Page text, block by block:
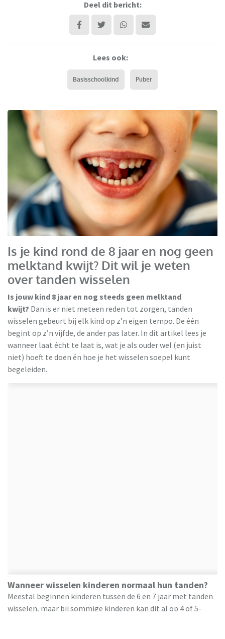
Deel dit bericht:
Lees ook:
Basisschoolkind Puber
Is je kind rond de 8 jaar en nog geen
melktand kwijt? Dit wil je weten
over tanden wisselen
Is jouw kind 8 jaar en nog steeds geen melktand
kwijt? Dan is er niet meteen reden tot zorgen, tanden
wisselen gebeurt bij elk kind op z’n eigen tempo. De één
begint op z’n vijfde, de ander pas later. In dit artikel lees je
wanneer laat écht te laat is, wat je als ouder wel (en juist
niet) hoeft te doen én hoe je het wisselen soepel kunt
begeleiden.
Wanneer wisselen kinderen normaal hun tanden?
Meestal beginnen kinderen tussen de 6 en 7 jaar met tanden
wisselen, maar bij sommige kinderen kan dit al op 4 of 5-